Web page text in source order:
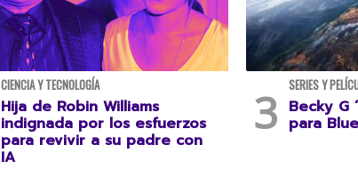
CIENCIA Y TECNOLOGÍA
Hija de Robin Williams
indignada por los esfuerzos
para revivir a su padre con
IA
SERIES Y
Becky G
para